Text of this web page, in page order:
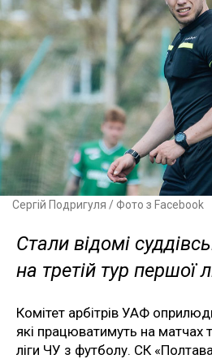
Сергій Подригуля / Фото з Facebook
Стали відомі
на третій тур першої
Комітет арбітрів УАФ
які працюватимуть на матчах
ліги ЧУ з футболу. СК